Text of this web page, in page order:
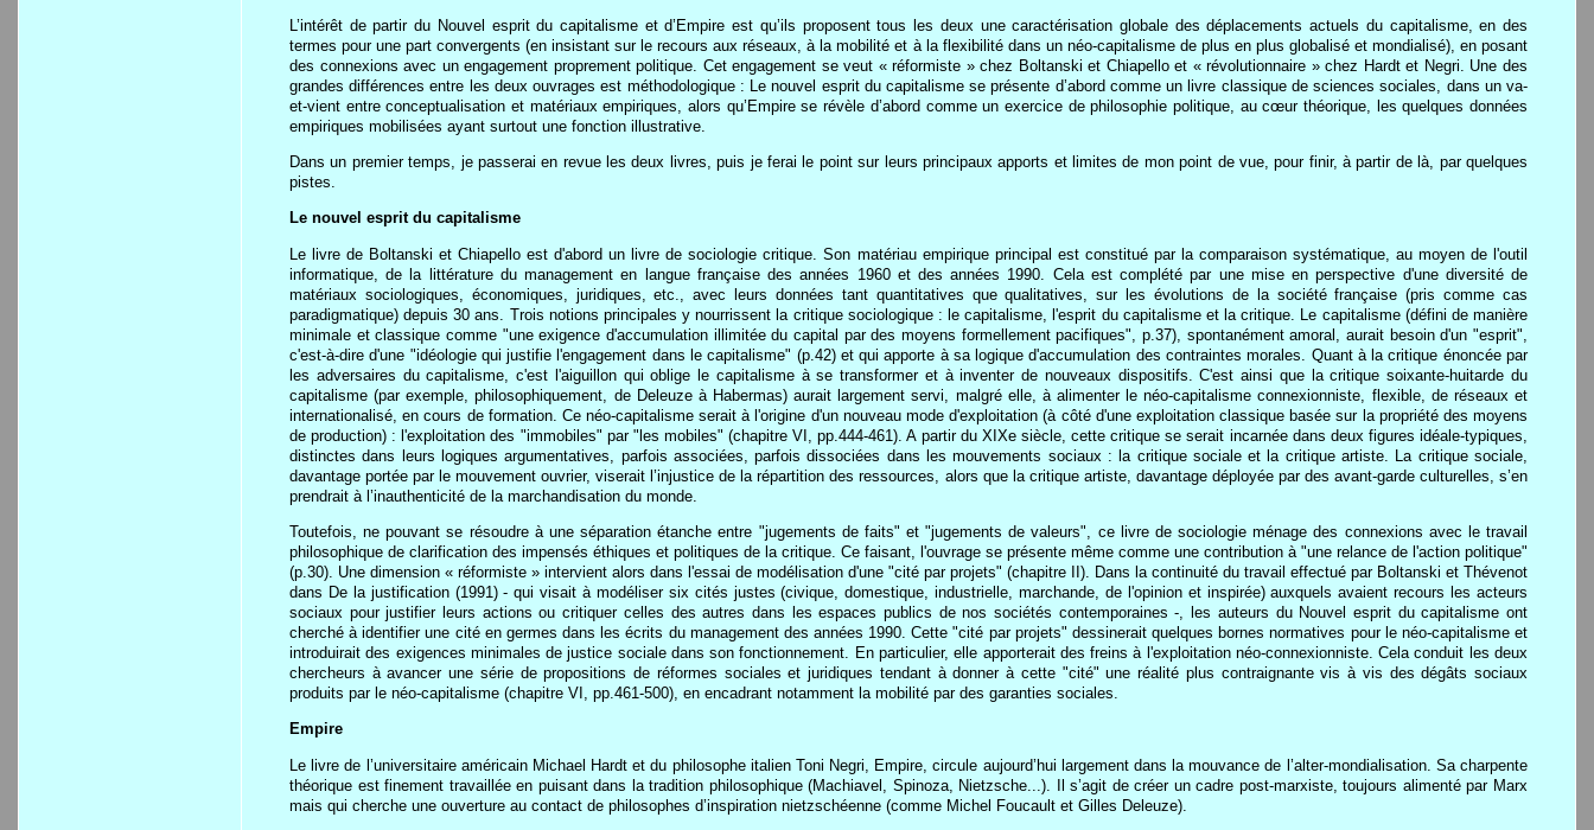
L’intérêt de partir du Nouvel esprit du capitalisme et d’Empire est qu’ils proposent tous les deux une caractérisation globale des déplacements actuels du capitalisme, en des
termes pour une part convergents (en insistant sur le recours aux réseaux, à la mobilité et à la flexibilité dans un néo-capitalisme de plus en plus globalisé et mondialisé), en posant
des connexions avec un engagement proprement politique. Cet engagement se veut « réformiste » chez Boltanski et Chiapello et « révolutionnaire » chez Hardt et Negri. Une des
grandes différences entre les deux ouvrages est méthodologique : Le nouvel esprit du capitalisme se présente d’abord comme un livre classique de sciences sociales, dans un va-
et-vient entre conceptualisation et matériaux empiriques, alors qu’Empire se révèle d’abord comme un exercice de philosophie politique, au cœur théorique, les quelques données
empiriques mobilisées ayant surtout une fonction illustrative.
Dans un premier temps, je passerai en revue les deux livres, puis je ferai le point sur leurs principaux apports et limites de mon point de vue, pour finir, à partir de là, par quelques
pistes.
Le nouvel esprit du capitalisme
Le livre de Boltanski et Chiapello est d'abord un livre de sociologie critique. Son matériau empirique principal est constitué par la comparaison systématique, au moyen de l'outil
informatique, de la littérature du management en langue française des années 1960 et des années 1990. Cela est complété par une mise en perspective d'une diversité de
matériaux sociologiques, économiques, juridiques, etc., avec leurs données tant quantitatives que qualitatives, sur les évolutions de la société française (pris comme cas
paradigmatique) depuis 30 ans. Trois notions principales y nourrissent la critique sociologique : le capitalisme, l'esprit du capitalisme et la critique. Le capitalisme (défini de manière
minimale et classique comme "une exigence d'accumulation illimitée du capital par des moyens formellement pacifiques", p.37), spontanément amoral, aurait besoin d'un "esprit",
c'est-à-dire d'une "idéologie qui justifie l'engagement dans le capitalisme" (p.42) et qui apporte à sa logique d'accumulation des contraintes morales. Quant à la critique énoncée par
les adversaires du capitalisme, c'est l'aiguillon qui oblige le capitalisme à se transformer et à inventer de nouveaux dispositifs. C'est ainsi que la critique soixante-huitarde du
capitalisme (par exemple, philosophiquement, de Deleuze à Habermas) aurait largement servi, malgré elle, à alimenter le néo-capitalisme connexionniste, flexible, de réseaux et
internationalisé, en cours de formation. Ce néo-capitalisme serait à l'origine d'un nouveau mode d'exploitation (à côté d'une exploitation classique basée sur la propriété des moyens
de production) : l'exploitation des "immobiles" par "les mobiles" (chapitre VI, pp.444-461). A partir du XIXe siècle, cette critique se serait incarnée dans deux figures idéale-typiques,
distinctes dans leurs logiques argumentatives, parfois associées, parfois dissociées dans les mouvements sociaux : la critique sociale et la critique artiste. La critique sociale,
davantage portée par le mouvement ouvrier, viserait l’injustice de la répartition des ressources, alors que la critique artiste, davantage déployée par des avant-garde culturelles, s’en
prendrait à l’inauthenticité de la marchandisation du monde.
Toutefois, ne pouvant se résoudre à une séparation étanche entre "jugements de faits" et "jugements de valeurs", ce livre de sociologie ménage des connexions avec le travail
philosophique de clarification des impensés éthiques et politiques de la critique. Ce faisant, l'ouvrage se présente même comme une contribution à "une relance de l'action politique"
(p.30). Une dimension « réformiste » intervient alors dans l'essai de modélisation d'une "cité par projets" (chapitre II). Dans la continuité du travail effectué par Boltanski et Thévenot
dans De la justification (1991) - qui visait à modéliser six cités justes (civique, domestique, industrielle, marchande, de l'opinion et inspirée) auxquels avaient recours les acteurs
sociaux pour justifier leurs actions ou critiquer celles des autres dans les espaces publics de nos sociétés contemporaines -, les auteurs du Nouvel esprit du capitalisme ont
cherché à identifier une cité en germes dans les écrits du management des années 1990. Cette "cité par projets" dessinerait quelques bornes normatives pour le néo-capitalisme et
introduirait des exigences minimales de justice sociale dans son fonctionnement. En particulier, elle apporterait des freins à l'exploitation néo-connexionniste. Cela conduit les deux
chercheurs à avancer une série de propositions de réformes sociales et juridiques tendant à donner à cette "cité" une réalité plus contraignante vis à vis des dégâts sociaux
produits par le néo-capitalisme (chapitre VI, pp.461-500), en encadrant notamment la mobilité par des garanties sociales.
Empire
Le livre de l’universitaire américain Michael Hardt et du philosophe italien Toni Negri, Empire, circule aujourd’hui largement dans la mouvance de l’alter-mondialisation. Sa charpente
théorique est finement travaillée en puisant dans la tradition philosophique (Machiavel, Spinoza, Nietzsche...). Il s’agit de créer un cadre post-marxiste, toujours alimenté par Marx
mais qui cherche une ouverture au contact de philosophes d’inspiration nietzschéenne (comme Michel Foucault et Gilles Deleuze).